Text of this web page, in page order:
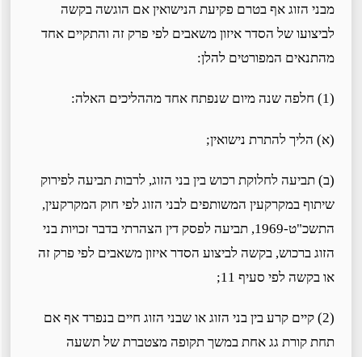
מבני הזוג אף בטרם פקיעת הנישואין אם הוגשה בקשה
לביצועו של הסדר איזון משאבים לפי פרק זה והתקיים אחד
מהתנאים המפורטים להלן:
(א) הליך להתרת נישואין;
(ב) תביעה לחלוקת רכוש בין בני הזוג, לרבות תביעה לפירוק
שיתוף במקרקעין המשותפים לבני הזוג לפי חוק המקרקעין,
התשכ"ט-1969, תביעה לפסק דין הצהרתי בדבר זכויות בני
הזוג ברכוש, בקשה לביצוע הסדר איזון משאבים לפי פרק זה
או בקשה לפי סעיף 11;
(2) קיים קרע בין בני הזוג או שבני הזוג חיים בנפרד אף אם
תחת קורת גג אחת במשך תקופה מצטברת של תשעה